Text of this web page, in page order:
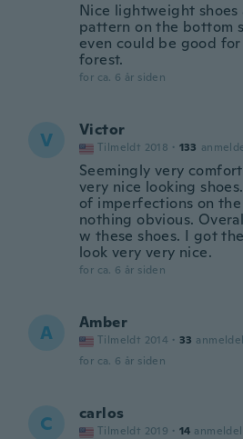
Nice lightweight shoes
pattern on the bottom
even could be good
forest.
for ca. 6 år siden
V Victor
Tilmeldt 2018 · 133
Seemingly very
very nice looking
of imperfections on
nothing obvious.
w these shoes. I got
look very very nice.
for ca. 6 år siden
A Amber
Tilmeldt 2014 · 33
for ca. 6 år siden
C carlos
Tilmeldt 2019 · 14